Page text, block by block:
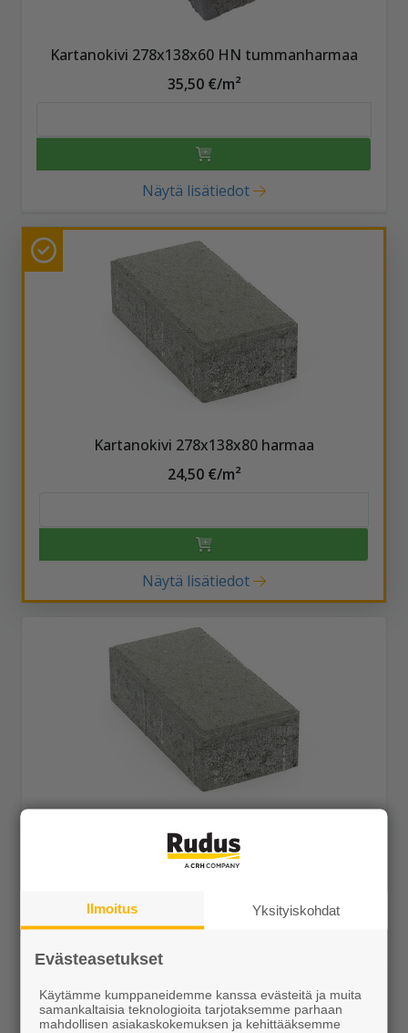
Kartanokivi 278x138x60 HN tummanharmaa
35,50 €/m²
Näytä lisätiedot
Kartanokivi 278x138x80 harmaa
24,50 €/m²
Näytä lisätiedot
CEVO Kartanokivi 278x138x80 harmaa
37,05 €/m²
Näytä lisätiedot
Ilmoitus Yksityiskohdat
Evästeasetukset
Käytämme kumppaneidemme kanssa evästeitä ja muita
samankaltaisia teknologioita tarjotaksemme parhaan
mahdollisen asiakaskokemuksen ja kehittääksemme